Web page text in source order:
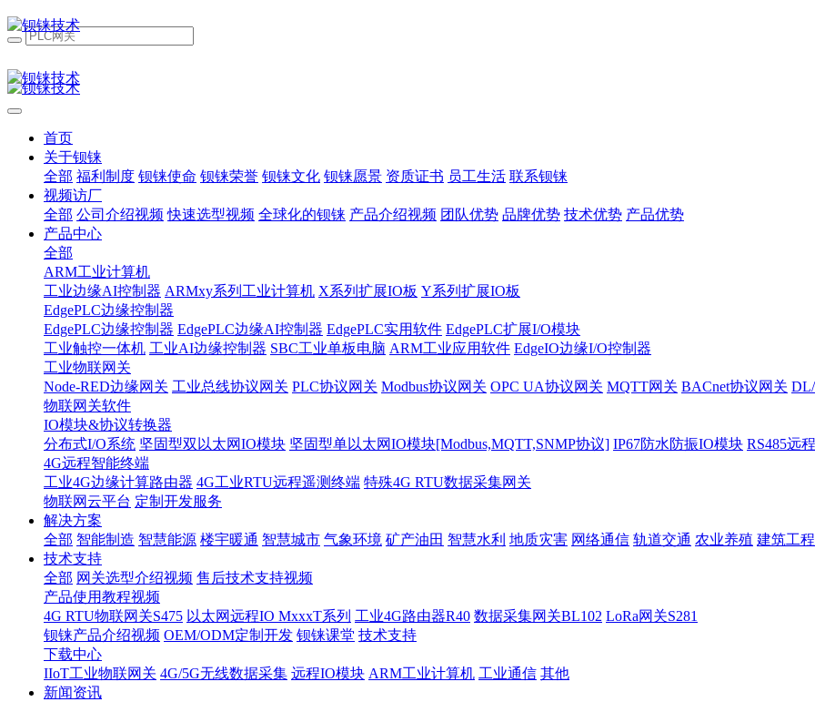
首页
关于钡铼
全部 福利制度 钡铼使命 钡铼荣誉 钡铼文化 钡铼愿景 资质证书 员工生活 联系钡铼
视频访厂
全部 公司介绍视频 快速选型视频 全球化的钡铼 产品介绍视频 团队优势 品牌优势 技术优势 产品优势
产品中心
全部
ARM工业计算机
工业边缘AI控制器 ARMxy系列工业计算机 X系列扩展IO板 Y系列扩展IO板
EdgePLC边缘控制器
EdgePLC边缘控制器 EdgePLC边缘AI控制器 EdgePLC实用软件 EdgePLC扩展I/O模块
工业触控一体机 工业AI边缘控制器 SBC工业单板电脑 ARM工业应用软件 EdgeIO边缘I/O控制器
工业物联网关
Node-RED边缘网关 工业总线协议网关 PLC协议网关 Modbus协议网关 OPC UA协议网关 MQTT网关 BACnet协议网关
物联网关软件
IO模块&协议转换器
分布式I/O系统 坚固型双以太网IO模块 坚固型单以太网IO模块[Modbus,MQTT,SNMP协议] IP67防水防振IO模块 RS485远
4G远程智能终端
工业4G边缘计算路由器 4G工业RTU远程遥测终端 特殊4G RTU数据采集网关
物联网云平台 定制开发服务
解决方案
全部 智能制造 智慧能源 楼宇暖通 智慧城市 气象环境 矿产油田 智慧水利 地质灾害 网络通信 轨道交通 农业养殖 建筑工程
技术支持
全部 网关选型介绍视频 售后技术支持视频
产品使用教程视频
4G RTU物联网关S475 以太网远程IO MxxxT系列 工业4G路由器R40 数据采集网关BL102 LoRa网关S281
钡铼产品介绍视频 OEM/ODM定制开发 钡铼课堂 技术支持
下载中心
IIoT工业物联网关 4G/5G无线数据采集 远程IO模块 ARM工业计算机 工业通信 其他
新闻资讯